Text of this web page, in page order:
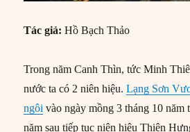
Tác giả: Hồ Bạch Thảo
Trong năm Canh Thìn, tức Minh
nước ta có 2 niên hiệu.Lạng Sơn
ngôi vào ngày mồng 3 tháng 10 năm
năm sau tiếp tục niên hiệu Thiên